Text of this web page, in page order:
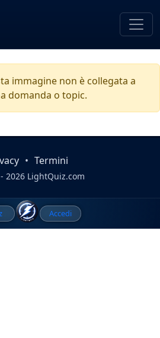
immagine non è collegata a
domanda o topic.
• Termini
2026 LightQuiz.com
Accedi